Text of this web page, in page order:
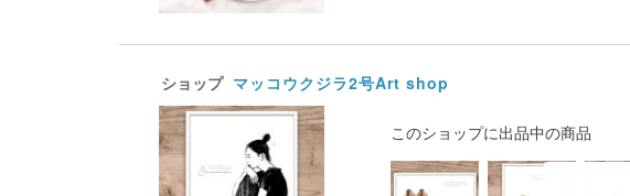
ショップ マッコウクジラ2号Art shop
このショップに出品中の商品